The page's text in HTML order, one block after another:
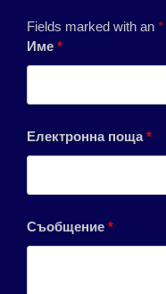
Fields marked with an *
Име *
Електронна поща*
Съобщение *